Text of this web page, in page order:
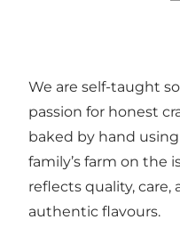
We are self-taught
passion for honest
baked by hand
family’s farm on the
reflects quality, care,
authentic flavours.